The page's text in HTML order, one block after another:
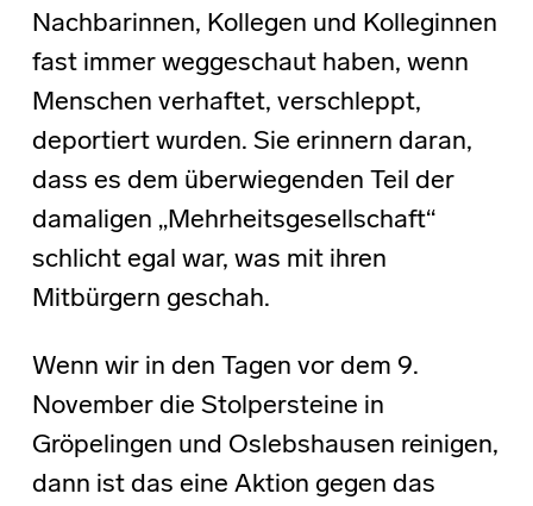
Nachbarinnen, Kollegen und Kolleginnen
fast immer weggeschaut haben, wenn
Menschen verhaftet, verschleppt,
deportiert wurden. Sie erinnern daran,
dass es dem überwiegenden Teil der
damaligen „Mehrheitsgesellschaft“
schlicht egal war, was mit ihren
Mitbürgern geschah.
Wenn wir in den Tagen vor dem 9.
November die Stolpersteine in
Gröpelingen und Oslebshausen reinigen,
dann ist das eine Aktion gegen das